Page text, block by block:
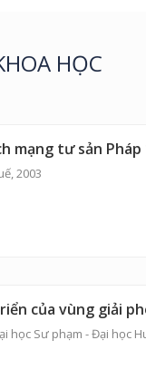
HỌC
mạng tư sản Pháp
2003
của vùng giải
học Sư phạm - Đại học